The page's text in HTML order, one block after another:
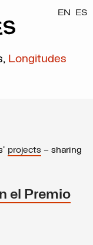
EN ES
Longitudes
projects – sharing
el Premio